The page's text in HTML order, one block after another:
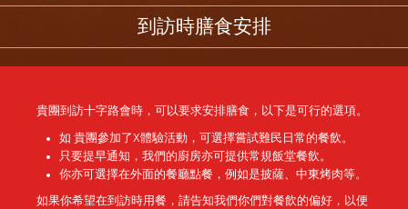
到訪時膳食安排
貴團到訪十字路會時，可以要求安排膳食，以下是可行的選項。
如 貴團參加了X體驗活動，可選擇嘗試難民日常的餐飲。
只要提早通知，我們的廚房亦可提供常規飯堂餐飲。
你亦可選擇在外面的餐廳點餐，例如是披薩、中東烤肉等。
如果你希望在到訪時用餐，請告知我們你們對餐飲的偏好，以便